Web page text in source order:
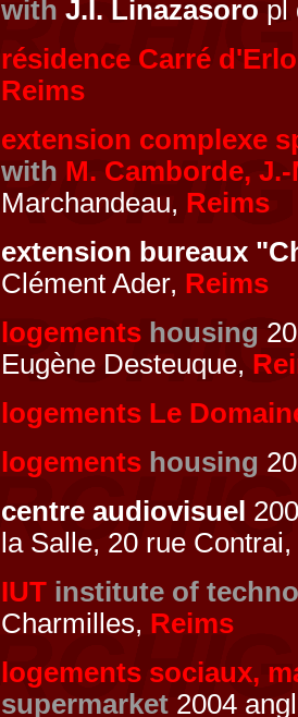
with J.I. Linazasoro pl
résidence Carré
Reims
extension complexe
with M. Camborde,
Marchandeau, Reims
extension bureaux
Clément Ader, Reims
logements housing
Eugène Desteuque,
logements Le
logements housing
centre audiovisuel
la Salle, 20 rue Contrai,
IUT institute of
Charmilles, Reims
logements sociaux,
supermarket 2004